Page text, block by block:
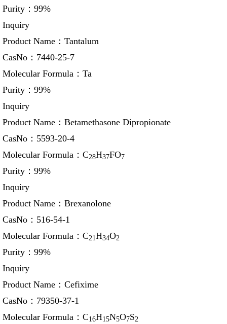
Purity： 99%
Inquiry
Product Name： Tantalum
CasNo： 7440-25-7
Molecular Formula： Ta
Purity： 99%
Inquiry
Product Name： Betamethasone Dipropionate
CasNo： 5593-20-4
Molecular Formula： C28H37FO7
Purity： 99%
Inquiry
Product Name： Brexanolone
CasNo： 516-54-1
Molecular Formula： C21H34O2
Purity： 99%
Inquiry
Product Name： Cefixime
CasNo： 79350-37-1
Molecular Formula： C16H15N5O7S2